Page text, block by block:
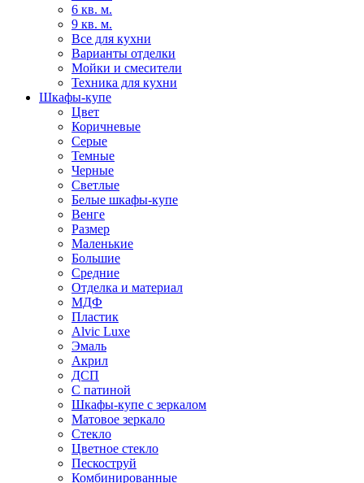
6 кв. м.
9 кв. м.
Все для кухни
Варианты отделки
Мойки и смесители
Техника для кухни
Шкафы-купе
Цвет
Коричневые
Серые
Темные
Черные
Светлые
Белые шкафы-купе
Венге
Размер
Маленькие
Большие
Средние
Отделка и материал
МДФ
Пластик
Alvic Luxe
Эмаль
Акрил
ДСП
С патиной
Шкафы-купе с зеркалом
Матовое зеркало
Стекло
Цветное стекло
Пескоструй
Комбинированные